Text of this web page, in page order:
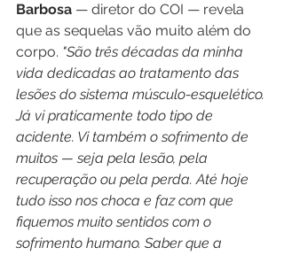
Barbosa — diretor do COI — revela
que as sequelas vão muito além do
corpo. "São três décadas da minha
vida dedicadas ao tratamento das
lesões do sistema músculo-esquelético.
Já vi praticamente todo tipo de
acidente. Vi também o sofrimento de
muitos — seja pela lesão, pela
recuperação ou pela perda. Até hoje
tudo isso nos choca e faz com que
fiquemos muito sentidos com o
sofrimento humano. Saber que a